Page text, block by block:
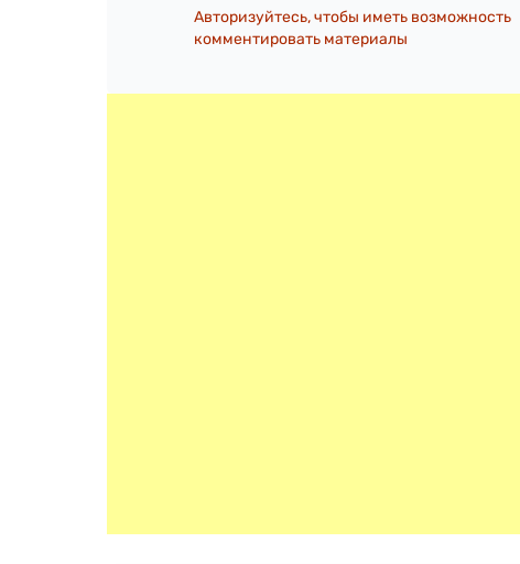
Авторизуйтесь, чтобы иметь возможность
комментировать материалы